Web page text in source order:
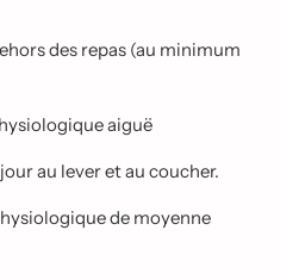
des repas (au minimum
aiguë
au lever et au coucher.
de moyenne